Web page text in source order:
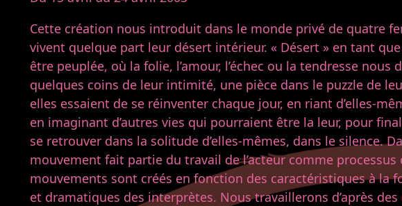
Cette création nous introduit dans le monde privé de quatre
vivent quelque part leur désert intérieur. « Désert » en tant
être peuplée, où la folie, l’amour, l’échec ou la tendresse nous
quelques coins de leur intimité, une pièce dans le puzzle de
elles essaient de se réinventer chaque jour, en riant d’elles-
en imaginant d’autres vies qui pourraient être la leur, pour
se retrouver dans la solitude d’elles-mêmes, dans le silence.
mouvement fait partie du travail de l’acteur comme processus
mouvements sont créés en fonction des caractéristiques à la
et dramatiques des interprètes. Nous travaillerons d’après